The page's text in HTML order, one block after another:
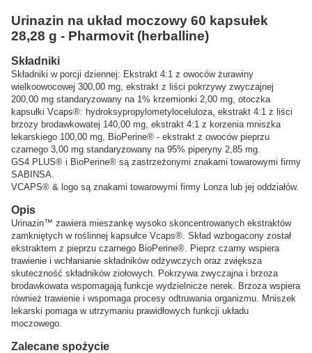
Urinazin na układ moczowy 60 kapsułek
28,28 g - Pharmovit (herballine)
Składniki
Składniki w porcji dziennej: Ekstrakt 4:1 z owoców żurawiny
wielkoowocowej 300,00 mg, ekstrakt z liści pokrzywy zwyczajnej
200,00 mg standaryzowany na 1% krzemionki 2,00 mg, otoczka
kapsułki Vcaps®: hydroksypropylometyloceluloza, ekstrakt 4:1 z liści
brzozy brodawkowatej 140,00 mg, ekstrakt 4:1 z korzenia mniszka
lekarskiego 100,00 mg, BioPerine® - ekstrakt z owoców pieprzu
czarnego 3,00 mg standaryzowany na 95% piperyny 2,85 mg.
GS4 PLUS® i BioPerine® są zastrzeżonymi znakami towarowymi firmy
SABINSA.
VCAPS® & logo są znakami towarowymi firmy Lonza lub jej oddziałów.
Opis
Urinazin™ zawiera mieszankę wysoko skoncentrowanych ekstraktów
zamkniętych w roślinnej kapsułce Vcaps®. Skład wzbogacony został
ekstraktem z pieprzu czarnego BioPerine®. Pieprz czarny wspiera
trawienie i wchłanianie składników odżywczych oraz zwiększa
skuteczność składników ziołowych. Pokrzywa zwyczajna i brzoza
brodawkowata wspomagają funkcje wydzielnicze nerek. Brzoza wspiera
również trawienie i wspomaga procesy odtruwania organizmu. Mniszek
lekarski pomaga w utrzymaniu prawidłowych funkcji układu
moczowego.
Zalecane spożycie